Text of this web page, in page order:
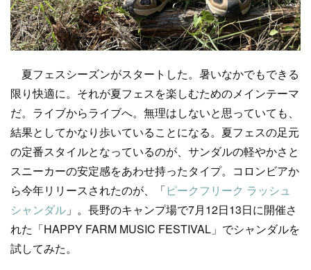
夏フェスシーズンがスタートした。暑いなかでもできる
限り快適に。それが夏フェスを楽しむためのメインテーマ
だ。ライブからライブへ。無理はしないと思っていても、
結果としてかなり歩いていることになる。夏フェスの足元
の定番スタイルとなっているのが、サンダルの軽やかさと
スニーカーの安定感をあわせ持ったタイプ。コロンビアか
ら今年リリースされたのが、「ピークフリーク ラッシュ
シャンダル 」。長野のキャンプ場で7月12日13日に開催さ
れた「HAPPY FARM MUSIC FESTIVAL」でシャンダルを
試してみた。